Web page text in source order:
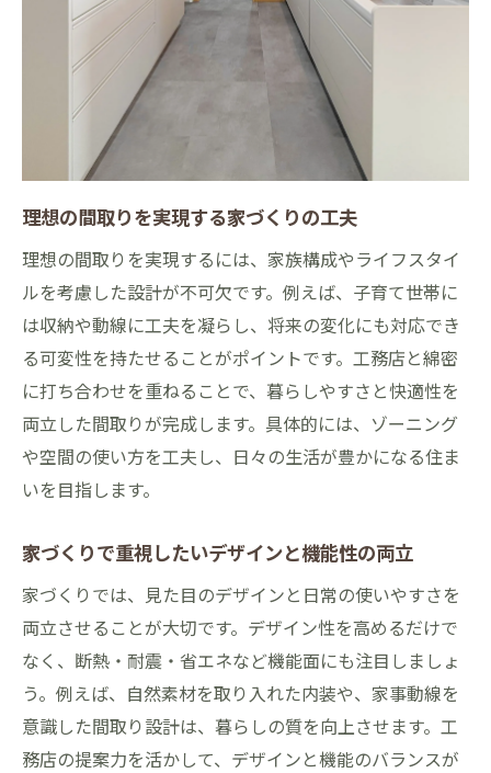
理想の間取りを実現する家づくりの工夫
理想の間取りを実現するには、家族構成やライフスタイ
ルを考慮した設計が不可欠です。例えば、子育て世帯に
は収納や動線に工夫を凝らし、将来の変化にも対応でき
る可変性を持たせることがポイントです。工務店と綿密
に打ち合わせを重ねることで、暮らしやすさと快適性を
両立した間取りが完成します。具体的には、ゾーニング
や空間の使い方を工夫し、日々の生活が豊かになる住ま
いを目指します。
家づくりで重視したいデザインと機能性の両立
家づくりでは、見た目のデザインと日常の使いやすさを
両立させることが大切です。デザイン性を高めるだけで
なく、断熱・耐震・省エネなど機能面にも注目しましょ
う。例えば、自然素材を取り入れた内装や、家事動線を
意識した間取り設計は、暮らしの質を向上させます。工
務店の提案力を活かして、デザインと機能のバランスが